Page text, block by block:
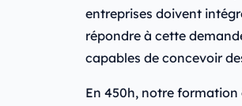
entreprises doivent
répondre à cette
capables de concevoir
En 450h, notre